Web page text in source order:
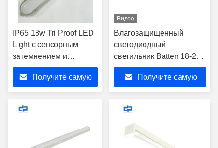
IP65 18w Tri Proof LED
Light с сенсорным
затемнением и
аварийной функцией
Получите самую
Видео
Влагозащищенный
светодиодный
светильник Batten 18-20
Вт с гарантией 5 лет,
светильник для
мастерской
Получите самую